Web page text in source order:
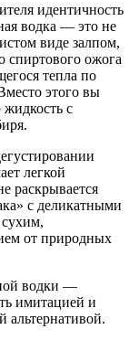
идентичность
водка — это не
виде залпом,
спиртового ожога
тепла по
этого вы
с
легкой
раскрывается
с деликатными
от природных
водки —
имитацией и
альтернативой.